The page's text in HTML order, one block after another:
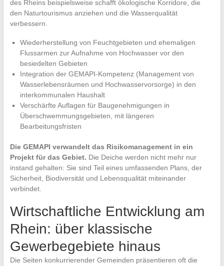
des Rheins beispielsweise schafft ökologische Korridore, die
den Naturtourismus anziehen und die Wasserqualität
verbessern.
Wiederherstellung von Feuchtgebieten und ehemaligen
Flussarmen zur Aufnahme von Hochwasser vor den
besiedelten Gebieten
Integration der GEMAPI-Kompetenz (Management von
Wasserlebensräumen und Hochwasservorsorge) in den
interkommunalen Haushalt
Verschärfte Auflagen für Baugenehmigungen in
Überschwemmungsgebieten, mit längeren
Bearbeitungsfristen
Die GEMAPI verwandelt das Risikomanagement in ein
Projekt für das Gebiet. Die Deiche werden nicht mehr nur
instand gehalten: Sie sind Teil eines umfassenden Plans, der
Sicherheit, Biodiversität und Lebensqualität miteinander
verbindet.
Wirtschaftliche Entwicklung am
Rhein: über klassische
Gewerbegebiete hinaus
Die Seiten konkurrierender Gemeinden präsentieren oft die